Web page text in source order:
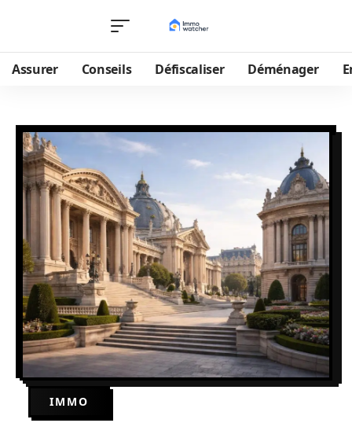
Assurer Conseils Défiscaliser Déménager
IMMO